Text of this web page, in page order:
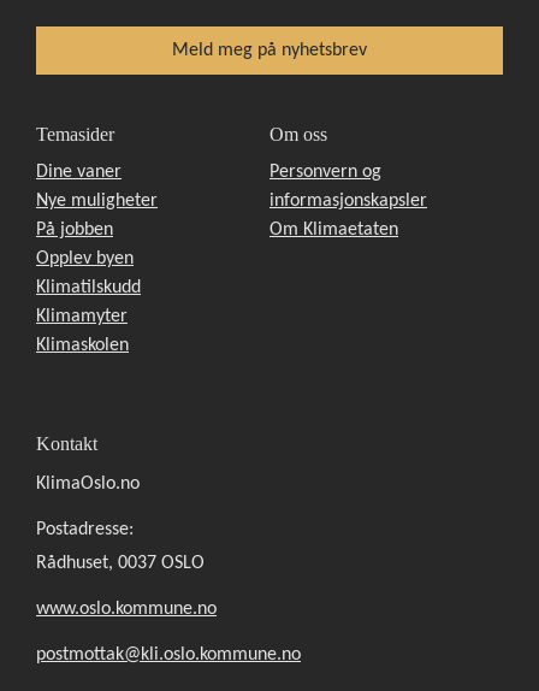
Temasider
Dine vaner
Nye muligheter
På jobben
Opplev byen
Klimatilskudd
Klimamyter
Klimaskolen
Om oss
Personvern og
informasjonskapsler
Om Klimaetaten
Kontakt
KlimaOslo.no
Postadresse:
Rådhuset, 0037 OSLO
www.oslo.kommune.no
postmottak@kli.oslo.kommune.no